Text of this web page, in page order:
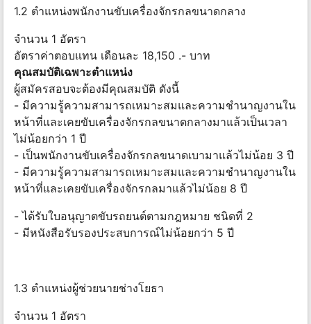
1.2 ตำแหน่งพนักงานขับเครื่องจักรกลขนาดกลาง
จำนวน 1 อัตรา
อัตราค่าตอบแทน เดือนละ 18,150 .- บาท
คุณสมบัติเฉพาะตำแหน่ง
ผู้สมัครสอบจะต้องมีคุณสมบัติ ดังนี้
- มีความรู้ความสามารถเหมาะสมและความชำนาญงานใน
หน้าที่และเคยขับเครื่องจักรกลขนาดกลางมาแล้วเป็นเวลา
ไม่น้อยกว่า 1 ปี
- เป็นพนักงานขับเครื่องจักรกลขนาดเบามาแล้วไม่น้อย 3 ปี
- มีความรู้ความสามารถเหมาะสมและความชำนาญงานใน
หน้าที่และเคยขับเครื่องจักรกลมาแล้วไม่น้อย 8 ปี
- ได้รับใบอนุญาตขับรถยนต์ตามกฎหมาย ชนิดที่ 2
- มีหนังสือรับรองประสบการณ์ไม่น้อยกว่า 5 ปี
1.3 ตำแหน่งผู้ช่วยนายช่างโยธา
จำนวน 1 อัตรา